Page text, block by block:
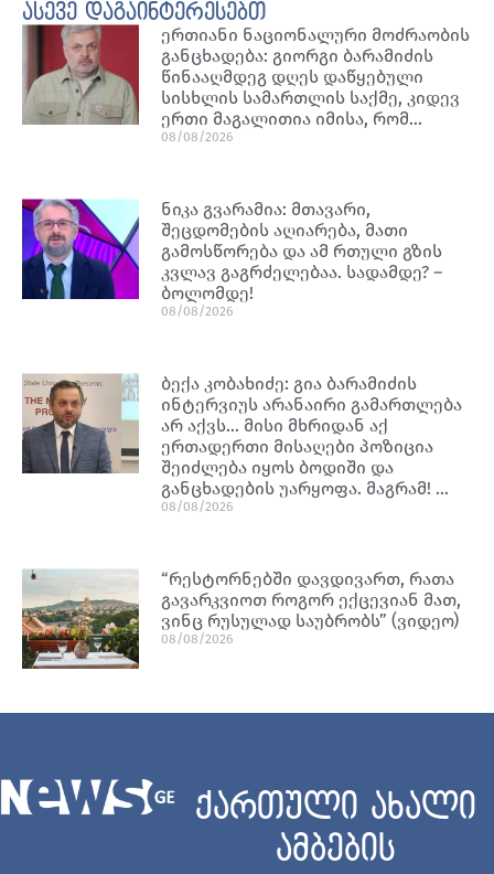
ასევე დაგაინტერესებთ
ერთიანი ნაციონალური მოძრაობის
განცხადება: გიორგი ბარამიძის
წინააღმდეგ დღეს დაწყებული
სისხლის სამართლის საქმე, კიდევ
ერთი მაგალითია იმისა, რომ…
08/08/2026
ნიკა გვარამია: მთავარი,
შეცდომების აღიარება, მათი
გამოსწორება და ამ რთული გზის
კვლავ გაგრძელებაა. სადამდე? –
ბოლომდე!
08/08/2026
ბექა კობახიძე: გია ბარამიძის
ინტერვიუს არანაირი გამართლება
არ აქვს… მისი მხრიდან აქ
ერთადერთი მისაღები პოზიცია
შეიძლება იყოს ბოდიში და
განცხადების უარყოფა. მაგრამ! …
08/08/2026
“რესტორნებში დავდივართ, რათა
გავარკვიოთ როგორ ექცევიან მათ,
ვინც რუსულად საუბრობს” (ვიდეო)
08/08/2026
ქართული ახალი
ამბების